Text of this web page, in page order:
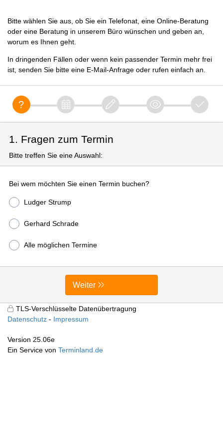
Bitte wählen Sie aus, ob Sie ein Telefonat, eine Online-Beratung
oder eine Beratung in unserem Büro wünschen und geben an,
worum es Ihnen geht.
In dringenden Fällen oder wenn kein passender Termin mehr frei
ist, senden Sie bitte eine E-Mail-Anfrage oder rufen einfach an.
1. Fragen zum Termin
Bitte treffen Sie eine Auswahl:
Bei wem möchten Sie einen Termin buchen?
Ludger Strump
Gerhard Schrade
Alle möglichen Termine
Weiter
TLS-Verschlüsselte Datenübertragung
Datenschutz
Impressum
Version 25.06e
Ein Service von Terminland.de